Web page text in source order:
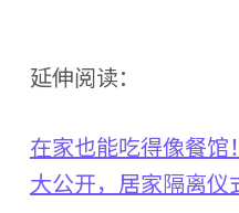
延伸阅读：
在家也能吃得像餐
大公开，居家隔离仪